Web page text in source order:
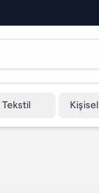
Tekstil Kişisel